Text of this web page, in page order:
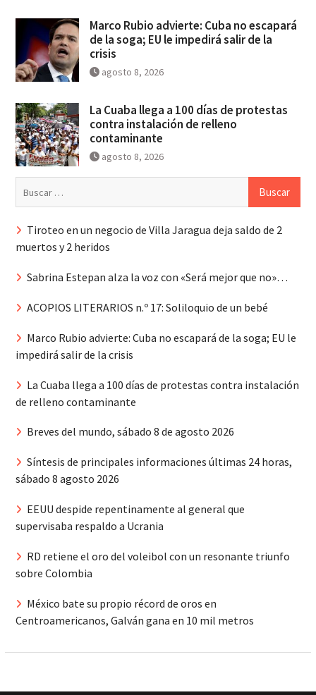
Marco Rubio advierte: Cuba no escapará
de la soga; EU le impedirá salir de la
crisis
agosto 8, 2026
La Cuaba llega a 100 días de protestas
contra instalación de relleno
contaminante
agosto 8, 2026
Tiroteo en un negocio de Villa Jaragua deja saldo de 2
muertos y 2 heridos
Sabrina Estepan alza la voz con «Será mejor que no»…
ACOPIOS LITERARIOS n.º 17: Soliloquio de un bebé
Marco Rubio advierte: Cuba no escapará de la soga; EU le
impedirá salir de la crisis
La Cuaba llega a 100 días de protestas contra instalación
de relleno contaminante
Breves del mundo, sábado 8 de agosto 2026
Síntesis de principales informaciones últimas 24 horas,
sábado 8 agosto 2026
EEUU despide repentinamente al general que
supervisaba respaldo a Ucrania
RD retiene el oro del voleibol con un resonante triunfo
sobre Colombia
México bate su propio récord de oros en
Centroamericanos, Galván gana en 10 mil metros